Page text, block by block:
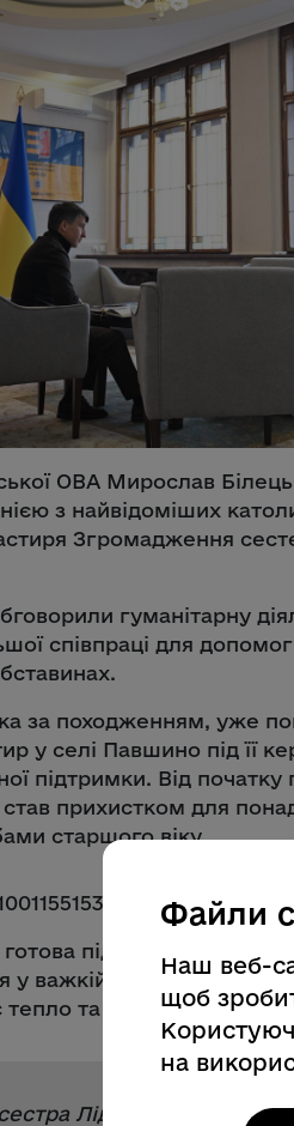
ОВА Мирослав
з найвідоміших
Згромадження
гуманітарну
співпраці для
за походженням, уже
у селі Павшино під її
підтримки. Від
прихистком для
старшого віку.
підтримати
у важкій ситуації, і
та турботу.
Ліджі, є рушієм
Файли
Наш веб-
щоб
на